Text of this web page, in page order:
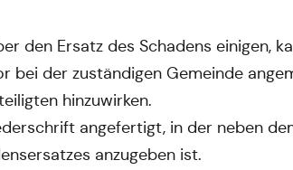
den Ersatz des Schadens einigen,
bei der zuständigen Gemeinde
hinzuwirken.
angefertigt, in der neben
anzugeben ist.